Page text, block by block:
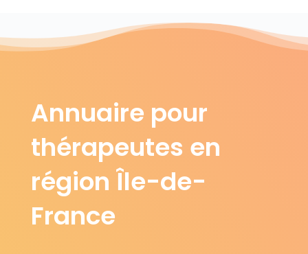
Annuaire pour
thérapeutes en
région Île-de-
France